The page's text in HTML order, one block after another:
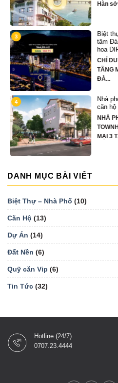
Hàn sở
3
Biệt
tâm Đà
hoa
CHỈ
TẦNG
ĐÀ...
4
Nhà
căn hộ
NHÀ
MẠI 3
DANH MỤC BÀI VIẾT
Biệt Thự – Nhà Phố (10)
Căn Hộ (13)
Dự Án (14)
Đất Nền (6)
Quỹ căn Vip (6)
Tin Tức (32)
Hotline (24/7)
0707.23.4444